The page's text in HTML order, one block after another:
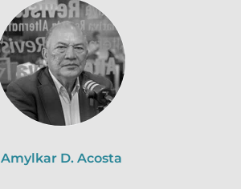
Amylkar D. Acosta